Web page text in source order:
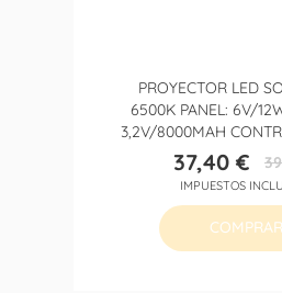
PROYECTOR LED
6500K PANEL: 6V/
3,2V/8000MAH
37,40 €
base
IMPUESTOS
COMPRAR